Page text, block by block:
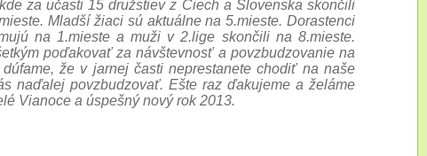
za učasti 15 družstiev z Čiech a Slovenska skončili
Mladší žiaci sú aktuálne na 5.mieste. Dorastenci
na 1.mieste a muži v 2.lige skončili na 8.mieste.
poďakovať za návštevnosť a povzbudzovanie na
že v jarnej časti neprestanete chodiť na naše
naďalej povzbudzovať. Ešte raz ďakujeme a želáme
Vianoce a úspešný nový rok 2013.